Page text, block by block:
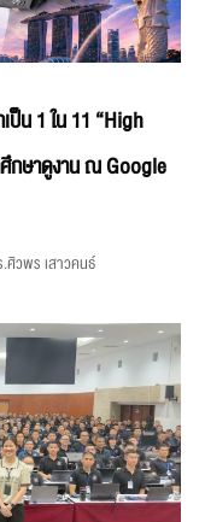
ป็น 1 ใน 11 “High
กษาดูงาน ณ Google
วพร เสาวคนธ์